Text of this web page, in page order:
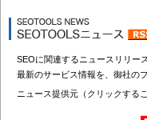
SEOに関連するニュースリリー
最新のサービス情報を、御社の
ニュース提供元（クリックする